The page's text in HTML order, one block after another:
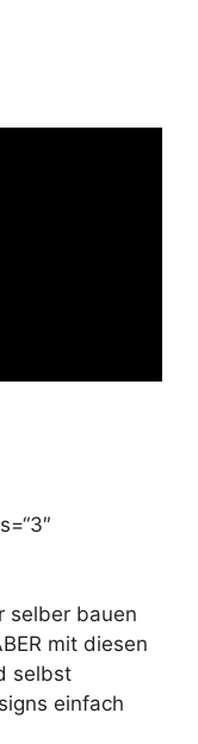
selber bauen
mit diesen
selbst
einfach